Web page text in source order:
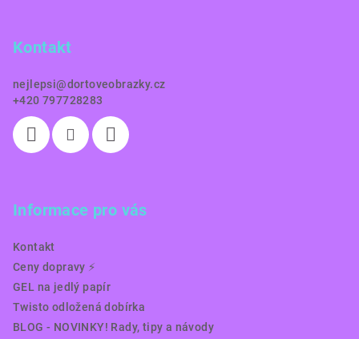
Kontakt
nejlepsi@dortoveobrazky.cz
+420 797728283
Informace pro vás
Kontakt
Ceny dopravy ⚡️
GEL na jedlý papír
Twisto odložená dobírka
BLOG - NOVINKY! Rady, tipy a návody